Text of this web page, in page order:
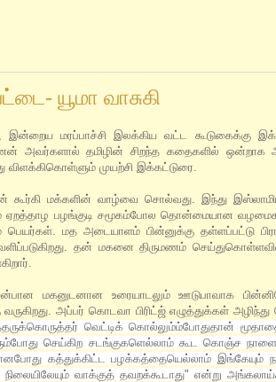
யூமா வாசுகி
இன்றைய மரப்பாச்சி இலக்கிய வட்ட
அவர்களால் தமிழின் சிறந்த கதைகளில் ஒன்றாக
விளக்கிகொள்ளும் முயற்சி இக்கட்டுரை.
கூர்கி மக்களின் வாழ்வை சொல்வது. இந்து
ஏறத்தாழ பழங்குடி சமூகம்போல தொன்மையான
மத அடையாளம் பின்னுக்கு தள்ளப்பட்டு
தன் மகனை திருமணம்
மகனுடனான உரையாடலும் ஊடுபாவாக
அப்பர் கொடவா பிரிட்ஜ் எழுத்துக்கள் அழிந்து
வெட்டிக் கொல்லும்ம்போதுதான்
செய்கிற சடங்குகளெல்லாம் கூட கொஞ்ச
கத்துக்கிட்ட பழக்கத்தையெல்லாம் இங்கேயும்
வாக்குத் தவறக்கூடாது" என்று